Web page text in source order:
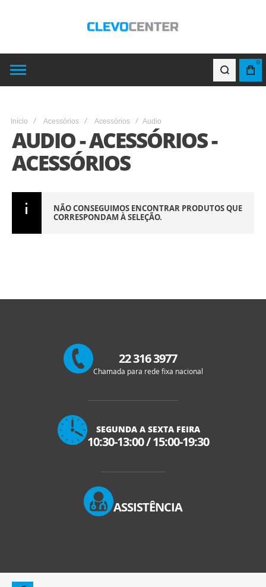
0
Início Acessórios Acessórios Audio
AUDIO - ACESSÓRIOS -
ACESSÓRIOS
NÃO CONSEGUIMOS ENCONTRAR PRODUTOS QUE
CORRESPONDAM À SELEÇÃO.
22 316 3977
Chamada para rede fixa nacional
SEGUNDA A SEXTA FEIRA
10:30-13:00/15:00-19:30
ASSISTÊNCIA